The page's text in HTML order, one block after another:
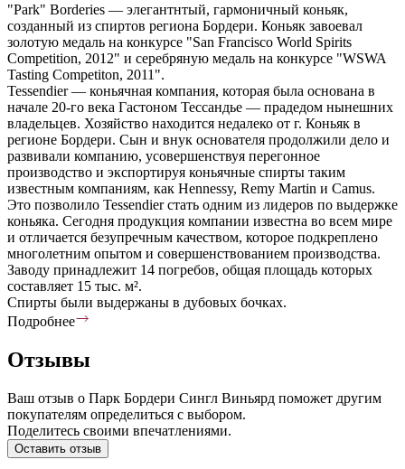
"Park" Borderies — элегантнтый, гармоничный коньяк,
созданный из спиртов региона Бордери. Коньяк завоевал
золотую медаль на конкурсе "San Francisco World Spirits
Competition, 2012" и серебряную медаль на конкурсе "WSWA
Tasting Competiton, 2011".
Tessendier — коньячная компания, которая была основана в
начале 20-го века Гастоном Тессандье — прадедом нынешних
владельцев. Хозяйство находится недалеко от г. Коньяк в
регионе Бордери. Сын и внук основателя продолжили дело и
развивали компанию, усовершенствуя перегонное
производство и экспортируя коньячные спирты таким
известным компаниям, как Hennessy, Remy Martin и Camus.
Это позволило Tessendier стать одним из лидеров по выдержке
коньяка. Сегодня продукция компании известна во всем мире
и отличается безупречным качеством, которое подкреплено
многолетним опытом и совершенствованием производства.
Заводу принадлежит 14 погребов, общая площадь которых
составляет 15 тыс. м².
Спирты были выдержаны в дубовых бочках.
Подробнее
Отзывы
Ваш отзыв о Парк Бордери Сингл Виньярд поможет другим
покупателям определиться с выбором.
Поделитесь своими впечатлениями.
Оставить отзыв